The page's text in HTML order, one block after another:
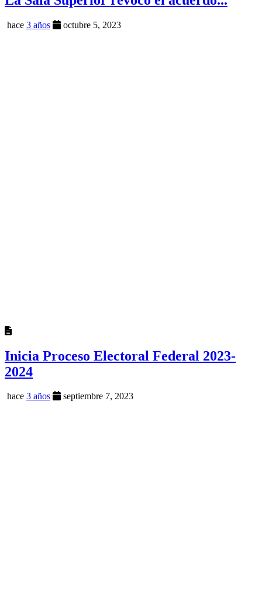
hace 3 años octubre 5, 2023
Inicia Proceso Electoral Federal 2023-
2024
hace 3 años septiembre 7, 2023